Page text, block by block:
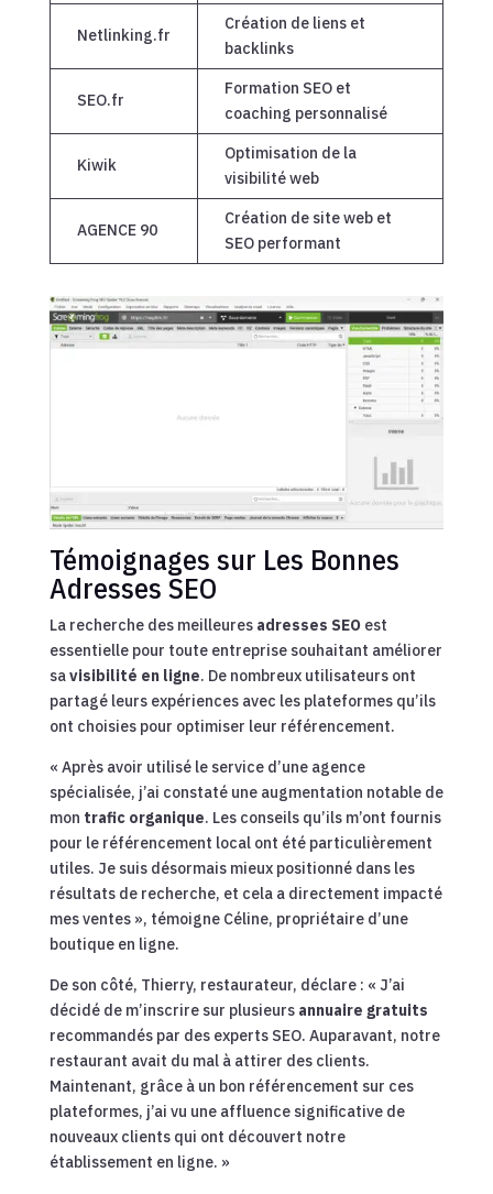
Netlinking.fr
Création de liens et
backlinks
SEO.fr
Formation SEO et
coaching personnalisé
Kiwik
Optimisation de la
visibilité web
AGENCE 90
Création de site web et
SEO performant
Témoignages sur Les Bonnes
Adresses SEO
La recherche des meilleures adresses SEO est
essentielle pour toute entreprise souhaitant améliorer
savisibilité en ligne. De nombreux utilisateurs ont
partagé leurs expériences avec les plateformes qu’ils
ont choisies pour optimiser leur référencement.
« Après avoir utilisé le service d’une agence
spécialisée, j’ai constaté une augmentation notable de
mon trafic organique. Les conseils qu’ils m’ont fournis
pour le référencement local ont été particulièrement
utiles. Je suis désormais mieux positionné dans les
résultats de recherche, et cela a directement impacté
mes ventes », témoigne Céline, propriétaire d’une
boutique en ligne.
De son côté, Thierry, restaurateur, déclare : « J’ai
décidé de m’inscrire sur plusieurs annuaire gratuits
recommandés par des experts SEO. Auparavant, notre
restaurant avait du mal à attirer des clients.
Maintenant, grâce à un bon référencement sur ces
plateformes, j’ai vu une affluence significative de
nouveaux clients qui ont découvert notre
établissement en ligne. »